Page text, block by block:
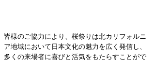
皆様のご協力により、桜祭りは北カリフォルニ
ア地域において日本文化の魅力を広く発信し、
多くの来場者に喜びと活気をもたらすことがで